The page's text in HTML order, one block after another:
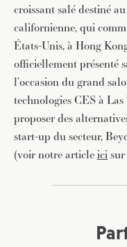
croissant salé destiné
californienne, qui
États-Unis, à Hong
officiellement présenté
l’occasion du grand
technologies CES à Las
proposer des
start-up du secteur,
(voir notre articleici